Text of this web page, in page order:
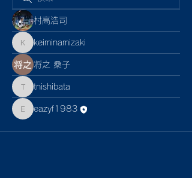
村高浩司
keiminamizaki
keiminamizaki
将之 桑子
tnishibata
tnishibata
eazyf1983
eazyf1983